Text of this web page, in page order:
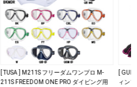
[ TUSA ] M211S フリーダムワンプロ M-
211S FREEDOM ONE PRO ダイビング用
[
ィン